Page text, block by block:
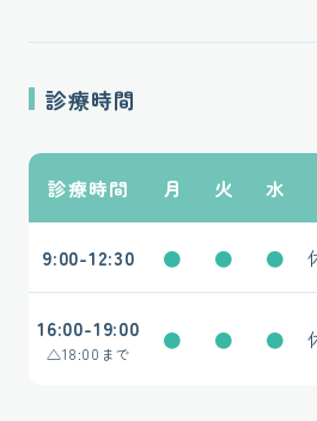
診療時間
診療時間 月 火 水
9:00-12:30 ● ● ●
16:00-19:00
△18:00まで
● ● ●